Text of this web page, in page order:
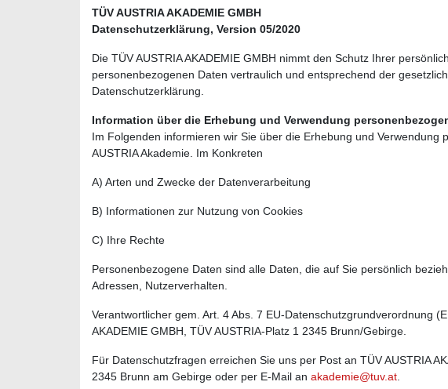
TÜV AUSTRIA AKADEMIE GMBH
Datenschutzerklärung, Version 05/2020
Die TÜV AUSTRIA AKADEMIE GMBH nimmt den Schutz Ihrer
personenbezogenen Daten vertraulich und entsprechend der
Datenschutzerklärung.
Information über die Erhebung und Verwendung
Im Folgenden informieren wir Sie über die Erhebung und Verwendung
AUSTRIA Akademie. Im Konkreten
A) Arten und Zwecke der Datenverarbeitung
B) Informationen zur Nutzung von Cookies
C) Ihre Rechte
Personenbezogene Daten sind alle Daten, die auf Sie persönlich
Adressen, Nutzerverhalten.
Verantwortlicher gem. Art. 4 Abs. 7 EU-Datenschutzgrundverordnung
AKADEMIE GMBH, TÜV AUSTRIA-Platz 1 2345 Brunn/Gebirge.
Für Datenschutzfragen erreichen Sie uns per Post an TÜV AUSTRIA
2345 Brunn am Gebirge oder per E-Mail an akademie@tuv.at